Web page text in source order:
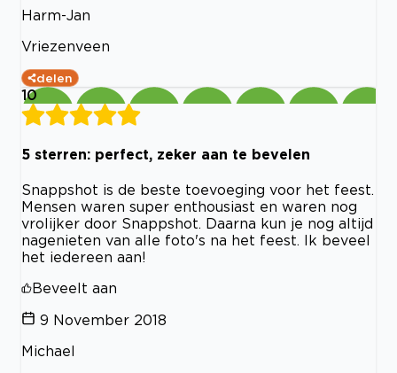
Harm-Jan
Vriezenveen
delen
10
5 sterren: perfect, zeker aan te bevelen
Snappshot is de beste toevoeging voor het feest.
Mensen waren super enthousiast en waren nog
vrolijker door Snappshot. Daarna kun je nog altijd
nagenieten van alle foto's na het feest. Ik beveel
het iedereen aan!
Beveelt aan
9 November 2018
Michael